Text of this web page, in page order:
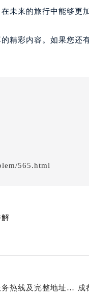
未来的旅行中能够更
的精彩内容。如果您还
565.html
亲身探访成都万国官方售后服务中心｜服务热线及完整地址（2026年7月最新）